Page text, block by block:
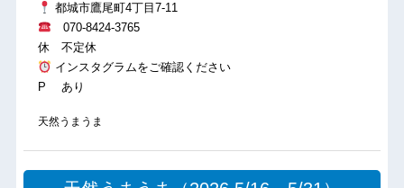
都城市鷹尾町4丁目7-11
070-8424-3765
休 不定休
インスタグラムをご確認ください
P あり
天然うまうま